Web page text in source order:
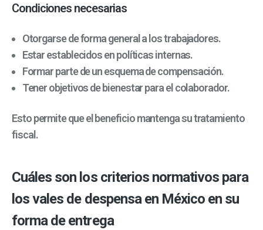
Condiciones necesarias
Otorgarse de forma general a los trabajadores.
Estar establecidos en políticas internas.
Formar parte de un esquema de compensación.
Tener objetivos de bienestar para el colaborador.
Esto permite que el beneficio mantenga su tratamiento
fiscal.
Cuáles son los criterios normativos para
los vales de despensa en México en su
forma de entrega